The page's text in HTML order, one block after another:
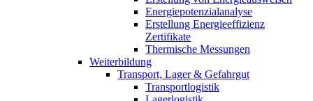
Energiepotenzialanalyse
Erstellung Energieeffizienz
Zertifikate
Thermische Messungen
Weiterbildung
Transport, Lager & Gefahrgut
Transportlogistik